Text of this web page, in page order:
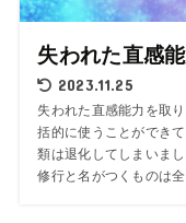
失われた直感
2023.11.25
失われた直感能力を取
括的に使うことができ
類は退化してしまいま
修行と名がつくものは全